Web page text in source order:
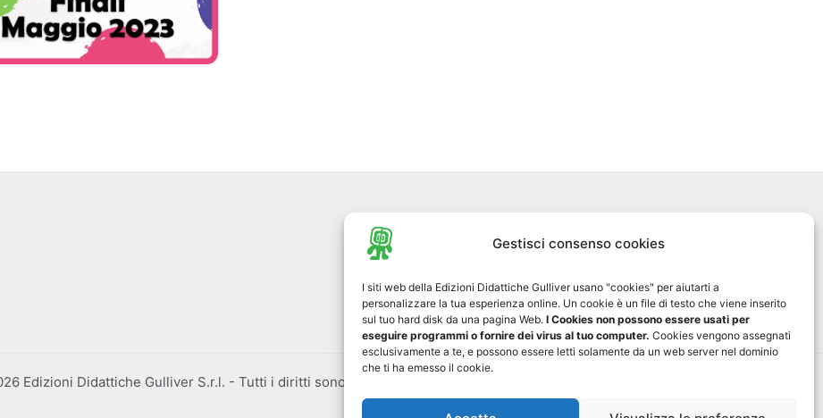
Gestisci consenso cookies
I siti web della Edizioni Didattiche Gulliver usano "cookies" per aiutarti a
personalizzare la tua esperienza online. Un cookie è un file di testo che viene inserito
sul tuo hard disk da una pagina Web. I Cookies non possono essere usati per
eseguire programmi o fornire dei virus al tuo computer. Cookies vengono assegnati
esclusivamente a te, e possono essere letti solamente da un web server nel dominio
che ti ha emesso il cookie.
Progetto Tre-sei
Edizioni Didattiche Gulliver S.r.l. - Tutti i diritti sono riservati - P. IVA 01729550697